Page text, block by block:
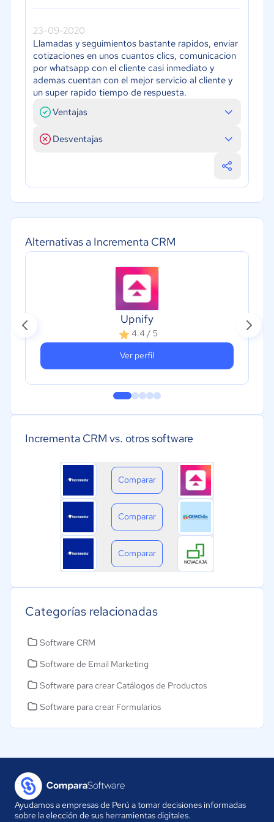
Alternativas a Incrementa CRM
Upnify
4.4 / 5
Ver perfil
Incrementa CRM vs. otros software
Comparar
Comparar
Comparar
Categorías relacionadas
Software CRM
Software de Email Marketing
Software para crear Catálogos de Productos
Software para crear Formularios
23-09-2020
Llamadas y seguimientos bastante rapidos, enviar
cotizaciones en unos cuantos clics, comunicacion
por whatsapp con el cliente casi inmediato y
ademas cuentan con el mejor servicio al cliente y
un super rapido tiempo de respuesta.
Ventajas
Desventajas
Ayudamos a empresas de Perú a tomar decisiones informadas
sobre la elección de sus herramientas digitales.